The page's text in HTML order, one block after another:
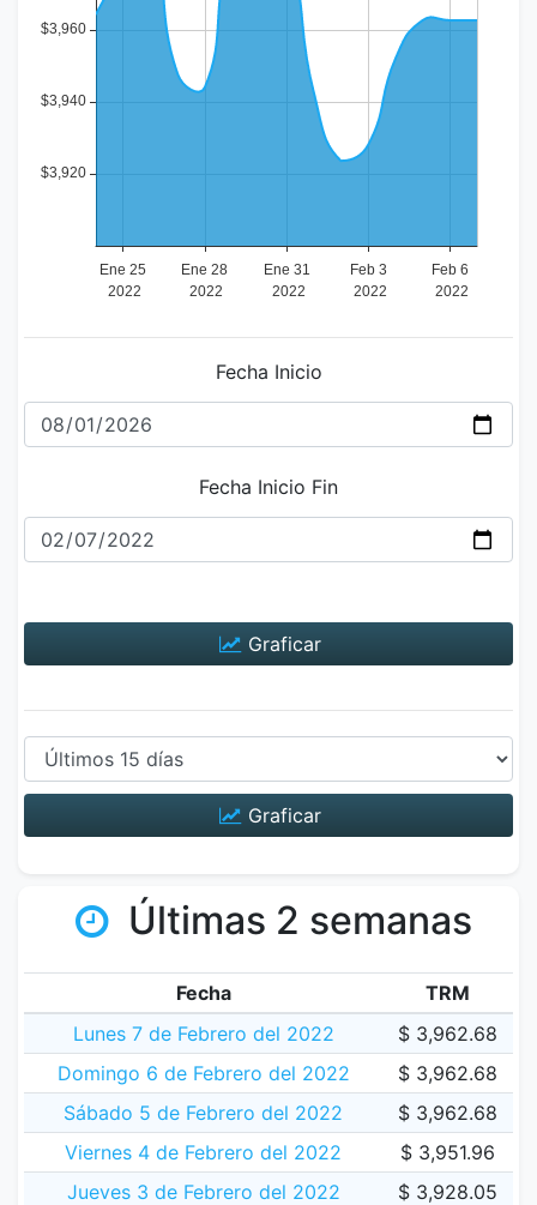
Fecha Inicio
Fecha Inicio Fin
Graficar
Graficar
Últimas 2 semanas
Fecha
TRM
Lunes 7 de Febrero del 2022
$ 3,962.68
Domingo 6 de Febrero del 2022
$ 3,962.68
Sábado 5 de Febrero del 2022
$ 3,962.68
Viernes 4 de Febrero del 2022
$ 3,951.96
Jueves 3 de Febrero del 2022
$ 3,928.05